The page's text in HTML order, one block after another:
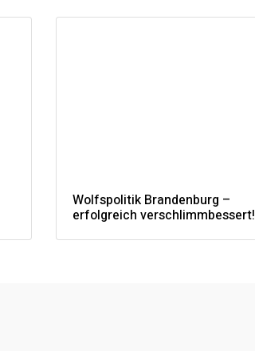
Wolfspolitik Brandenburg –
erfolgreich verschlimmbessert!